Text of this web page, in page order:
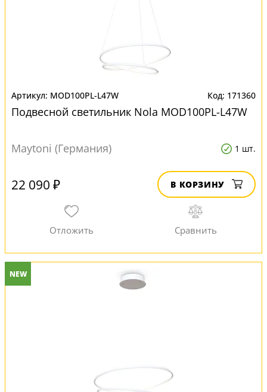
MOD100PL-L47W 171360
Подвесной светильник Nola MOD100PL-L47W
Maytoni (Германия) 1 шт.
22 090 ₽ В КОРЗИНУ
NEW